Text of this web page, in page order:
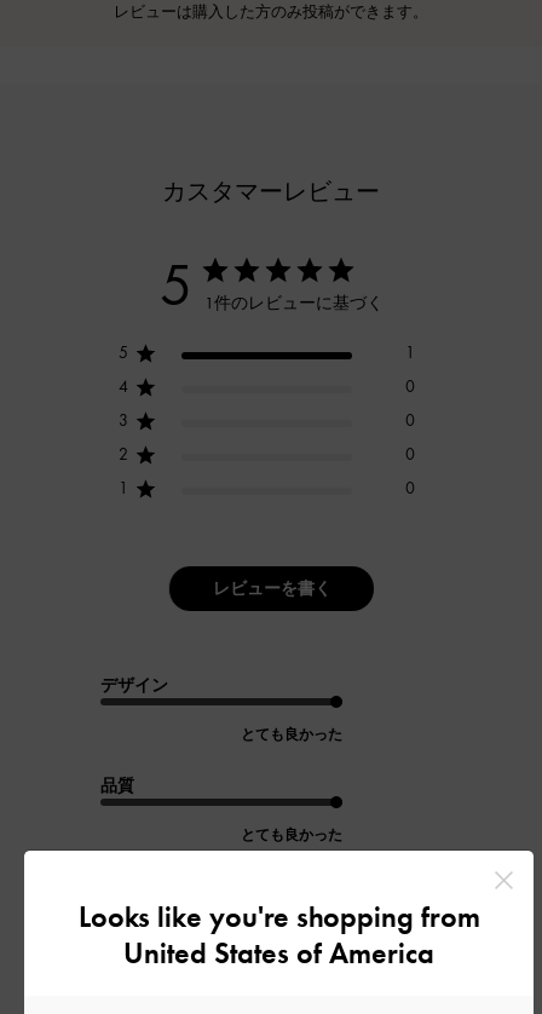
レビューは購入した方のみ投稿ができます。
カスタマーレビュー
5 1件のレビューに基づく
5
1
4
0
3
0
2
0
1
0
レビューを書く
デザイン
とても良かった
品質
とても良かった
もっと見る
Looks like you're shopping from
United States of America